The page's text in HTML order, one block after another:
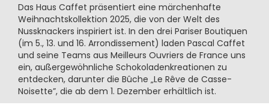
Das Haus Caffet präsentiert eine märchenhafte
Weihnachtskollektion 2025, die von der Welt des
Nussknackers inspiriert ist. In den drei Pariser Boutiquen
(im 5., 13. und 16. Arrondissement) laden Pascal Caffet
und seine Teams aus Meilleurs Ouvriers de France uns
ein, außergewöhnliche Schokoladenkreationen zu
entdecken, darunter die Bûche „Le Rêve de Casse-
Noisette”, die ab dem 1. Dezember erhältlich ist.